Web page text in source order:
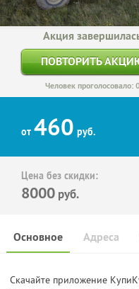
Акция
ПОВТОРИТЬ
Человек проголосовало:
от 460 руб.
Цена без скидки:
8000 руб.
Основное Адреса
Скачайте приложение